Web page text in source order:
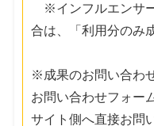
※インフルエンサ
合は、「利用分のみ
※成果のお問い合わ
お問い合わせフォー
サイト側へ直接お問